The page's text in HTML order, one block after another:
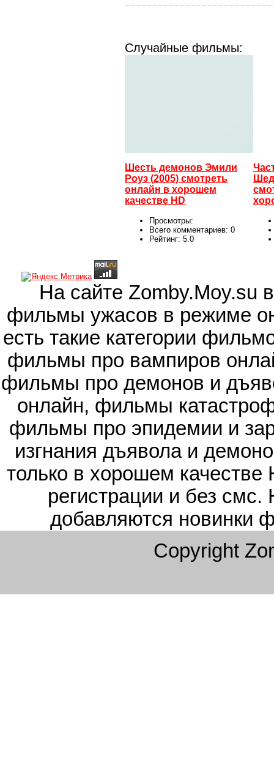
Случайные фильмы:
Шесть демонов Эмили
Роуз (2005) смотреть
онлайн в хорошем
качестве HD
Просмотры:
Всего комментариев: 0
Рейтинг: 5.0
На сайте Zomby.Moy.su
фильмы ужасов в режиме
есть такие категории
фильмы про вампиров
фильмы про демонов и
онлайн, фильмы
фильмы про эпидемии и
изгнания дъявола и
только в хорошем качестве
регистрации и без
добавляются новинки
Copyright